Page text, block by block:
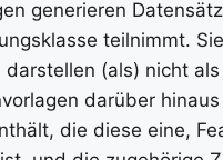
generieren
teilnimmt.
(als) nicht
darüber
die diese eine,